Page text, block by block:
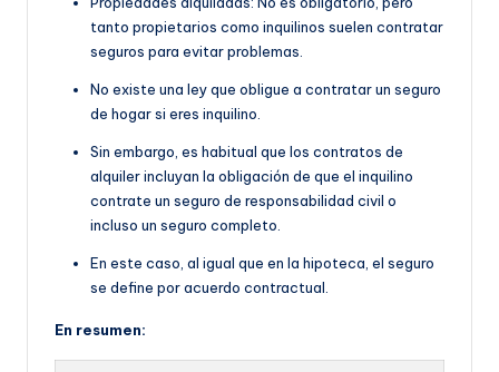
tanto propietarios como inquilinos suelen contratar
seguros para evitar problemas.
No existe una ley que obligue a contratar un seguro
de hogar si eres inquilino.
Sin embargo, es habitual que los contratos de
alquiler incluyan la obligación de que el inquilino
contrate un seguro de responsabilidad civil o
incluso un seguro completo.
En este caso, al igual que en la hipoteca, el seguro
se define por acuerdo contractual.
En resumen: